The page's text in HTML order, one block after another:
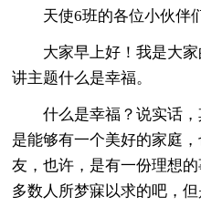
天使6班的各位小伙伴
大家早上好！我是大
讲主题什么是幸福。
什么是幸福？说实话
是能够有一个美好的家庭
友，也许，是有一份理想
多数人所梦寐以求的吧，